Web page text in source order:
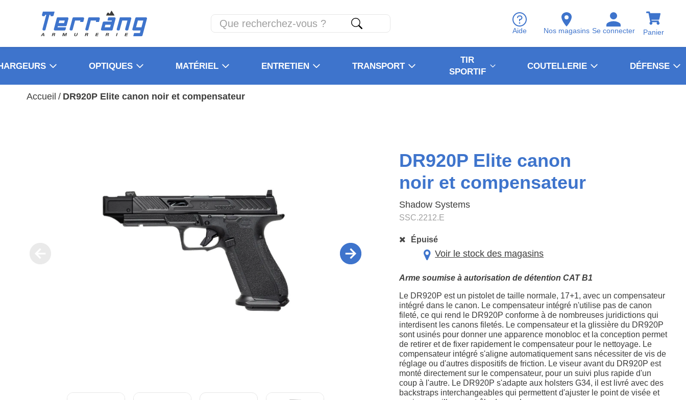
Aide Nos magasins Se connecter Panier
OPTIQUES MATÉRIEL ENTRETIEN TRANSPORT
TIR
SPORTIF
COUTELLERIE DÉFENSE
Accueil / DR920P Elite canon noir et compensateur
DR920P Elite canon
noir et compensateur
Shadow Systems
SSC.2212.E
Épuisé
Voir le stock des magasins
Arme soumise à autorisation de détention CAT B1
Le DR920P est un pistolet de taille normale, 17+1, avec un compensateur
intégré dans le canon. Le compensateur intégré n'utilise pas de canon
fileté, ce qui rend le DR920P conforme à de nombreuses juridictions qui
interdisent les canons filetés. Le compensateur et la glissière du DR920P
sont usinés pour donner une apparence monobloc et la conception permet
de retirer et de fixer rapidement le compensateur pour le nettoyage. Le
compensateur intégré s'aligne automatiquement sans nécessiter de vis de
réglage ou d'autres dispositifs de friction. Le viseur avant du DR920P est
monté directement sur le compensateur, pour un suivi plus rapide d'un
coup à l'autre. Le DR920P s'adapte aux holsters G34, il est livré avec des
backstraps interchangeables qui permettent d'ajuster le point de visée et